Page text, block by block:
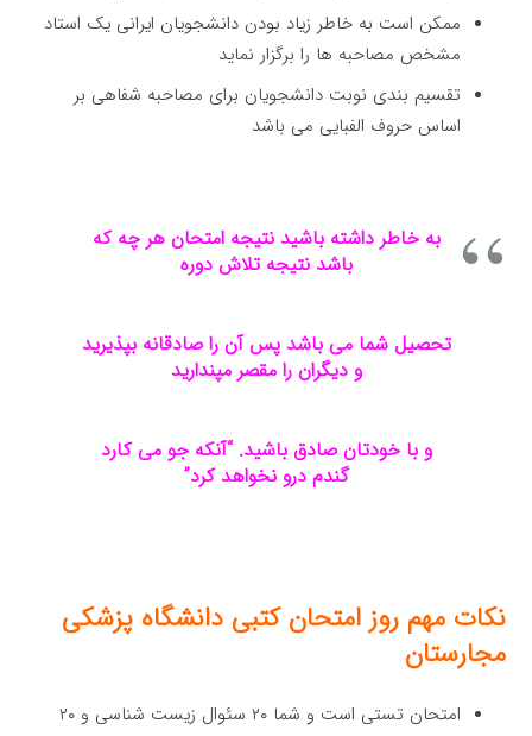
ممکن است به خاطر زیاد بودن دانشجویان ایرانی یک استاد
مشخص مصاحبه ها را برگزار نماید
تقسیم بندی نوبت دانشجویان برای مصاحبه شفاهی بر
اساس حروف الفبایی می باشد
به خاطر داشته باشید نتیجه امتحان هر چه که
باشد نتیجه تلاش دوره
تحصیل شما می باشد پس آن را صادقانه بپذیرید
و دیگران را مقصر مپندارید
و با خودتان صادق باشید. “آنکه جو می کارد
گندم درو نخواهد کرد”
نکات مهم روز امتحان کتبی دانشگاه پزشکی
مجارستان
امتحان تستی است و شما ۲۰ سئوال زیست شناسی و ۲۰